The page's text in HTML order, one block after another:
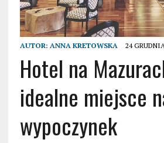
AUTOR: ANNA KRETOWSKA 24
Hotel na
idealne miejsce
wypoczynek